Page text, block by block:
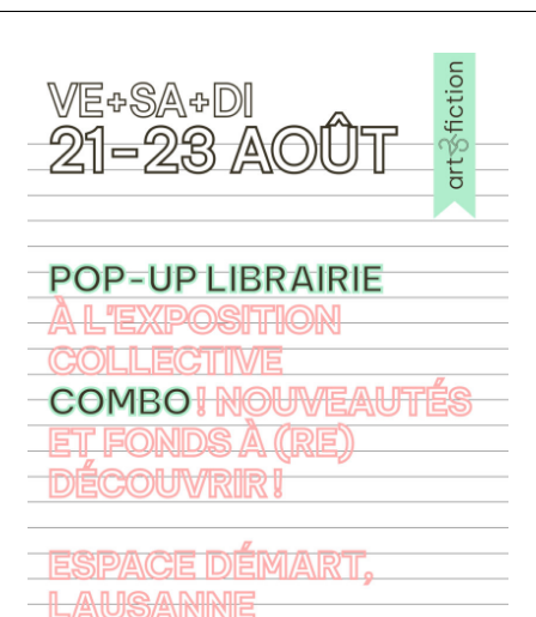
qui sommes-nous? ↓
éditions d’artistes
sonar/genève
portraits
engagement durable
charte ia
nous contacter ↓
nous soutenir
nous trouver